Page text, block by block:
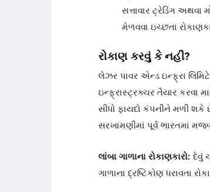
સત્તાવાર ટ્રેડિંગ અથવા
મેળવવા ઇચ્છતા
રોકાણ કરવું કે નહીં?
લેઝર પાવર એન્ડ ઇન્ફ્રા
ઇન્ફ્રાસ્ટ્રક્ચર તૈયાર કરવા
સીધો ફાયદો કંપનીને મળી
સરખામણીમાં પૂર્વ ભારતમાં
લાંબા ગાળાના રોકાણકારો: દેવું
ગાળાના દ્રષ્ટિકોણ ધરાવતા